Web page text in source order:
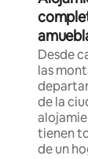
Desde
las
de la
tienen
de un